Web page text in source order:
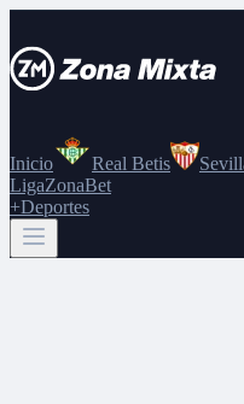
Inicio Real Betis
LigaZonaBet
+Deportes